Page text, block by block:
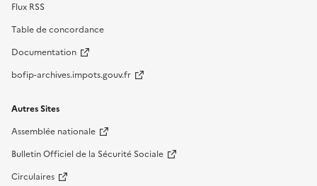
Flux RSS
Table de concordance
Documentation
bofip-archives.impots.gouv.fr
Autres Sites
Assemblée nationale
Bulletin Officiel de la Sécurité Sociale
Circulaires